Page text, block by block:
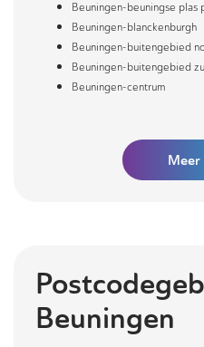
Beuningen-beuningse plas
Beuningen-blanckenburgh
Beuningen-buitengebied
Beuningen-buitengebied
Beuningen-centrum
Meer
Beuningen